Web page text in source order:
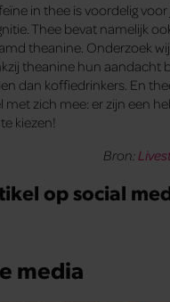
in thee is voordelig voor
Thee bevat namelijk
theanine. Onderzoek
theanine hun aandacht
dan koffiedrinkers. En
met zich mee: er zijn een
kiezen!
Bron:
op social
media